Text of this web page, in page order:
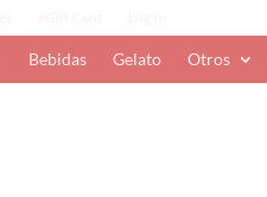
Bebidas Gelato Otros